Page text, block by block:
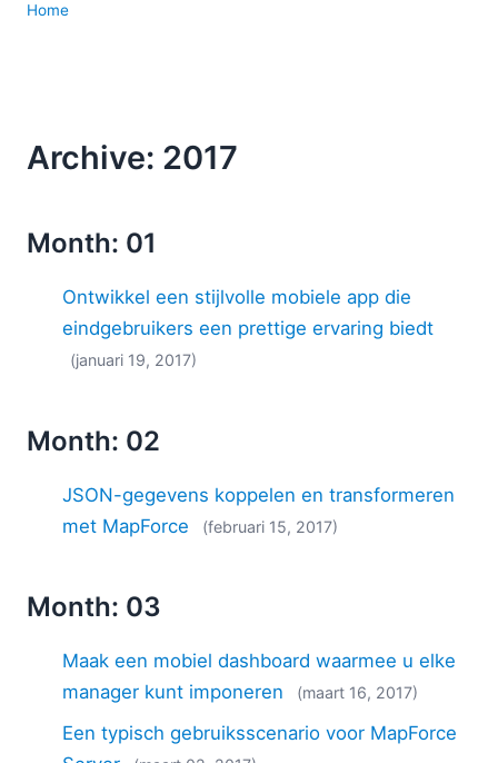
Home
Archive: 2017
Month: 01
Ontwikkel een stijlvolle mobiele app die
eindgebruikers een prettige ervaring biedt
(januari 19, 2017)
Month: 02
JSON-gegevens koppelen en transformeren
met MapForce
(februari 15, 2017)
Month: 03
Maak een mobiel dashboard waarmee u elke
manager kunt imponeren
(maart 16, 2017)
Een typisch gebruiksscenario voor MapForce